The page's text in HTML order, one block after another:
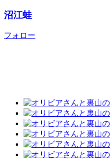
沼江蛙
フォロー